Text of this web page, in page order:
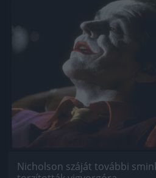
Nicholson száját további